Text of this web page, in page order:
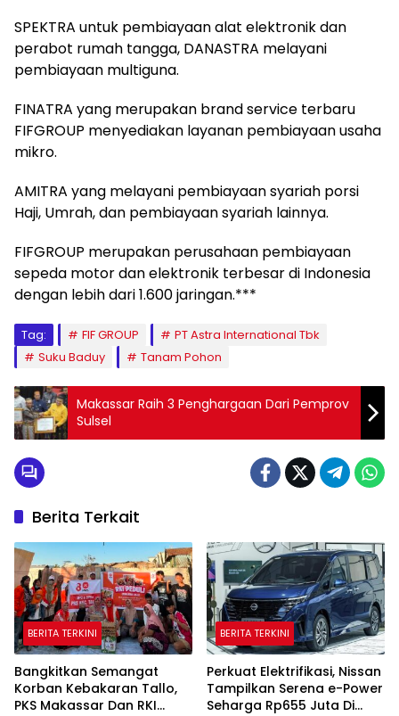
SPEKTRA untuk pembiayaan alat elektronik dan
perabot rumah tangga, DANASTRA melayani
pembiayaan multiguna.
FINATRA yang merupakan brand service terbaru
FIFGROUP menyediakan layanan pembiayaan usaha
mikro.
AMITRA yang melayani pembiayaan syariah porsi
Haji, Umrah, dan pembiayaan syariah lainnya.
FIFGROUP merupakan perusahaan pembiayaan
sepeda motor dan elektronik terbesar di Indonesia
dengan lebih dari 1.600 jaringan.***
Tag: FIF GROUP
PT Astra International Tbk
Suku Baduy
Tanam Pohon
Makassar Raih 3 Penghargaan Dari Pemprov
Sulsel
Berita Terkait
BERITA TERKINI
Bangkitkan Semangat
Korban Kebakaran Tallo,
PKS Makassar Dan RKI
BERITA TERKINI
Perkuat Elektrifikasi, Nissan
Tampilkan Serena e-Power
Seharga Rp655 Juta Di